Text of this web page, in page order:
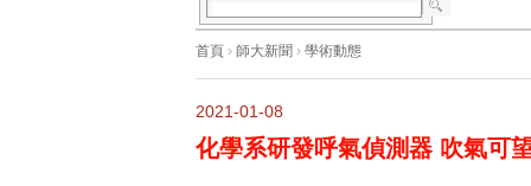
首頁 › 師大新聞 › 學術動態
2021-01-08
化學系研發呼氣偵測器 吹氣可